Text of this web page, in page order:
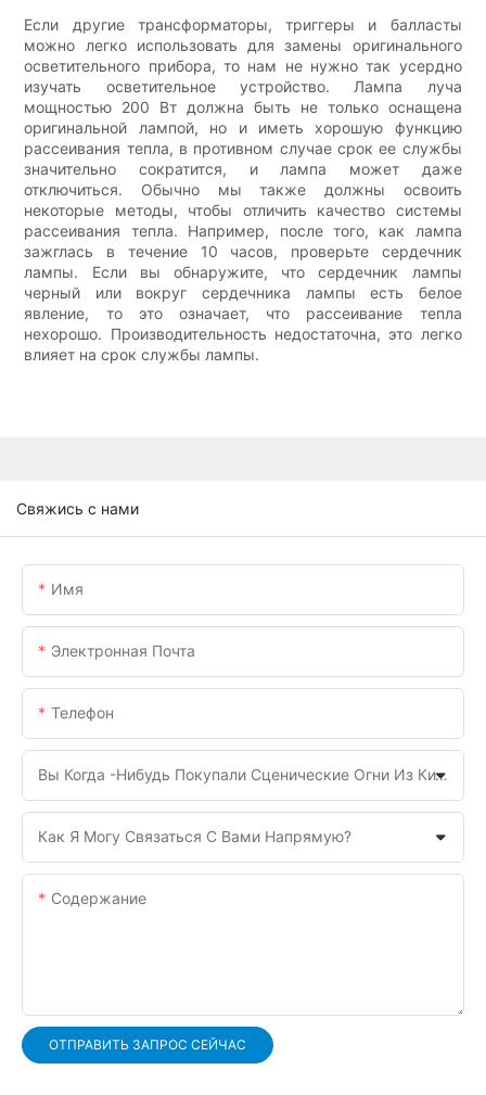
Если другие трансформаторы, триггеры и балласты
можно легко использовать для замены оригинального
осветительного прибора, то нам не нужно так усердно
изучать осветительное устройство. Лампа луча
мощностью 200 Вт должна быть не только оснащена
оригинальной лампой, но и иметь хорошую функцию
рассеивания тепла, в противном случае срок ее службы
значительно сократится, и лампа может даже
отключиться. Обычно мы также должны освоить
некоторые методы, чтобы отличить качество системы
рассеивания тепла. Например, после того, как лампа
зажглась в течение 10 часов, проверьте сердечник
лампы. Если вы обнаружите, что сердечник лампы
черный или вокруг сердечника лампы есть белое
явление, то это означает, что рассеивание тепла
нехорошо. Производительность недостаточна, это легко
влияет на срок службы лампы.
Свяжись с нами
Имя
Электронная Почта
Телефон
Вы Когда -нибудь Покупали Сценические Огни Из Китая Раньше?
Как Я Могу Связаться С Вами Напрямую?
Содержание
ОТПРАВИТЬ ЗАПРОС СЕЙЧАС